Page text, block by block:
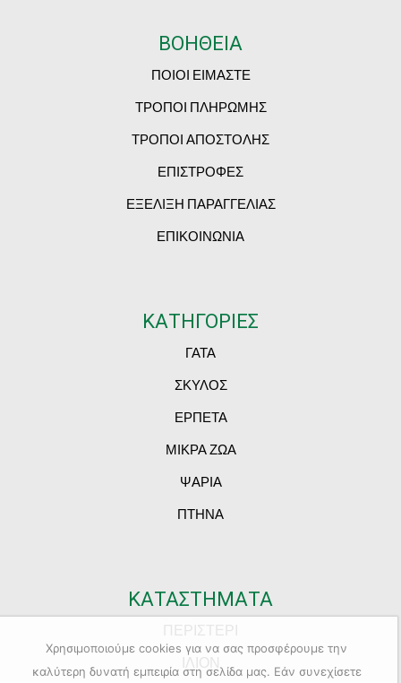
ΒΟΗΘΕΙΑ
ΠΟΙΟΙ ΕΙΜΑΣΤΕ
ΤΡΟΠΟΙ ΠΛΗΡΩΜΗΣ
ΤΡΟΠΟΙ ΑΠΟΣΤΟΛΗΣ
ΕΠΙΣΤΡΟΦΕΣ
ΕΞΕΛΙΞΗ ΠΑΡΑΓΓΕΛΙΑΣ
ΕΠΙΚΟΙΝΩΝΙΑ
ΚΑΤΗΓΟΡΙΕΣ
ΓΑΤΑ
ΣΚΥΛΟΣ
ΕΡΠΕΤΑ
ΜΙΚΡΑ ΖΩΑ
ΨΑΡΙΑ
ΠΤΗΝΑ
ΚΑΤΑΣΤΗΜΑΤΑ
Χρησιμοποιούμε cookies για να σας προσφέρουμε την
καλύτερη δυνατή εμπειρία στη σελίδα μας. Εάν συνεχίσετε